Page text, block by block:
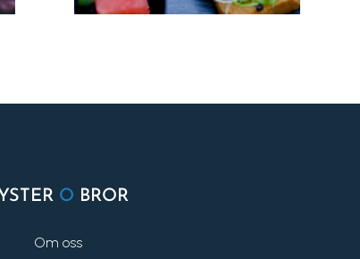
O BROR
Om oss